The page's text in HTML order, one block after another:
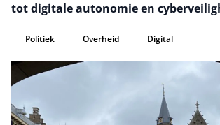
tot digitale autonomie en
Politiek Overheid Digital